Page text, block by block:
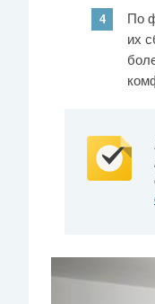
По
их